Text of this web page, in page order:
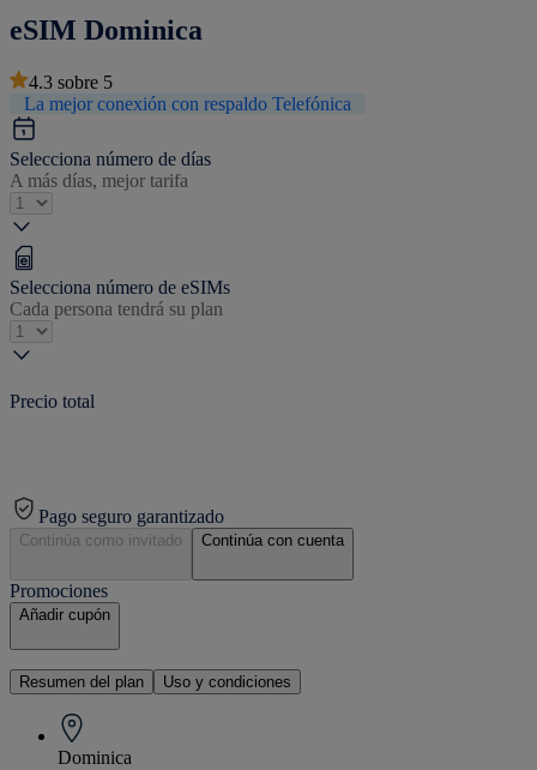
eSIM Dominica
4.3 sobre 5
La mejor conexión con respaldo Telefónica
Selecciona número de días
A más días, mejor tarifa
Selecciona número de eSIMs
Cada persona tendrá su plan
Precio total
Pago seguro garantizado
Continúa como invitado Continúa con cuenta
Promociones
Añadir cupón
Resumen del plan Uso y condiciones
Dominica